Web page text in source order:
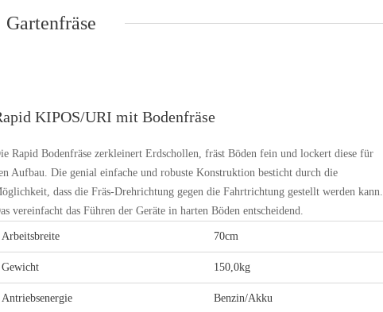
Gartenfräse
KIPOS/URI mit Bodenfräse
Rapid Bodenfräse zerkleinert Erdschollen, fräst Böden fein und lockert diese für
Aufbau. Die genial einfache und robuste Konstruktion besticht durch die
dass die Fräs-Drehrichtung gegen die Fahrtrichtung gestellt werden kann.
vereinfacht das Führen der Geräte in harten Böden entscheidend.
Arbeitsbreite 70cm
Gewicht 150,0kg
Antriebsenergie Benzin/Akku